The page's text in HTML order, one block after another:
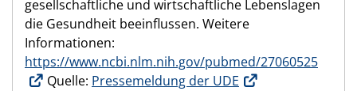
gesellschaftliche und wirtschaftliche Lebenslagen
die Gesundheit beeinflussen. Weitere
Informationen:
https://www.ncbi.nlm.nih.gov/pubmed/27060525
Quelle: Pressemeldung der UDE